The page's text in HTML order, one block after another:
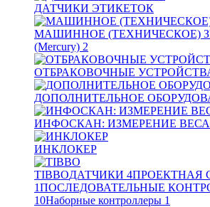
ДАТЧИКИ ЭТИКЕТОК
МАШИННОЕ (ТЕХНИЧЕСКОЕ)
(Mercury) 2
ОТБРАКОВОЧНЫЕ
ДОПОЛНИТЕЛЬНОЕ
ИНФОСКАН: ИЗМЕРЕНИЕ ВЕСА
ИНКЛОКЕР
TIBBOДАТЧИКИ 4ПРОЕКТНАЯ
1ПОСЛЕДОВАТЕЛЬНЫЕ
10Наборные контроллеры 1